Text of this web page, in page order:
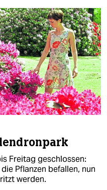
Freitag geschlossen:
Pflanzen befallen, nun
werden.